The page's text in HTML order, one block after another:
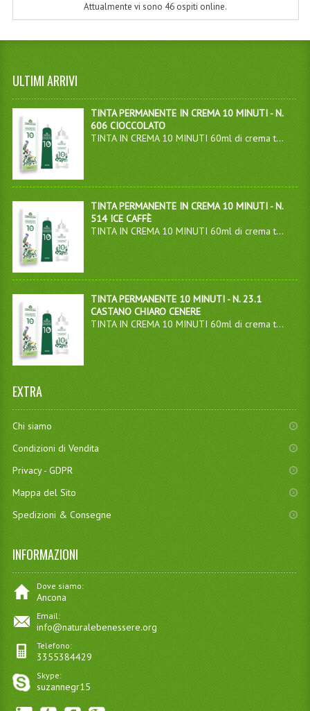
Attualmente vi sono 46 ospiti online.
ULTIMI ARRIVI
TINTA PERMANENTE IN CREMA 10 MINUTI - N.
606 CIOCCOLATO
TINTA IN CREMA 10 MINUTI 60ml di crema t...
TINTA PERMANENTE IN CREMA 10 MINUTI - N.
514 ICE CAFFÈ
TINTA IN CREMA 10 MINUTI 60ml di crema t...
TINTA PERMANENTE 10 MINUTI - N. 23.1
CASTANO CHIARO CENERE
TINTA IN CREMA 10 MINUTI 60ml di crema t...
EXTRA
Chi siamo
Condizioni di Vendita
Privacy - GDPR
Mappa del Sito
Spedizioni & Consegne
INFORMAZIONI
Dove siamo:
Ancona
Email:
info@naturalebenessere.org
Telefono:
3355384429
Skype:
suzannegr15